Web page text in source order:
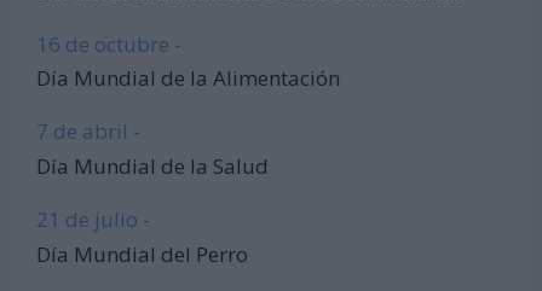
16 de octubre -
Día Mundial de la Alimentación
7 de abril -
Día Mundial de la Salud
21 de julio -
Día Mundial del Perro